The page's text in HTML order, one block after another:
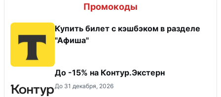
Промокоды
Купить билет с кэшбэком в разделе
"Афиша"
До -15% на Контур.Экстерн
До 31 декабря, 2026